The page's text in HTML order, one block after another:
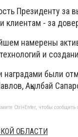
Президенту за
клиентам - за
намерены
и
были
Ақылбай
Ctrl+Enter, чтобы сообщить
ОБЛАСТИ